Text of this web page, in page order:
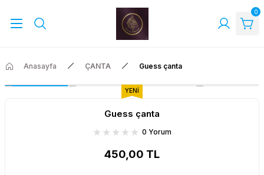
0
Anasayfa ÇANTA Guess çanta
YENİ
Guess çanta
0 Yorum
450,00 TL